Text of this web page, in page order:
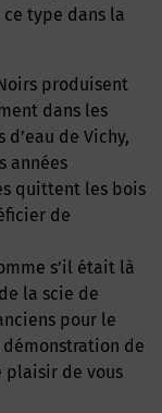
type dans la
dans les
de Vichy,
années
quittent les bois
de
s’il était là
la scie de
pour le
démonstration de
plaisir de vous